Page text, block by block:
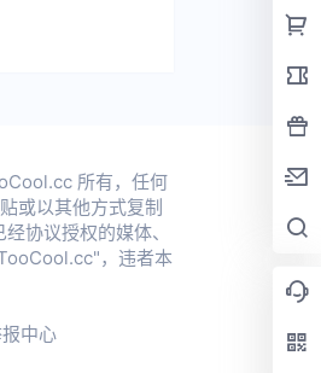
所有，任何
或以其他方式复制
协议授权的媒体、
，违者本
中心